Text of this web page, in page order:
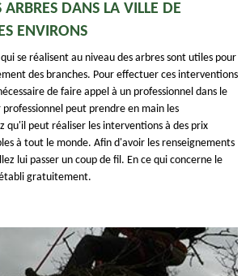
ARBRES DANS LA VILLE DE
ENVIRONS
se réalisent au niveau des arbres sont utiles pour
des branches. Pour effectuer ces interventions
de faire appel à un professionnel dans le
peut prendre en main les
qu'il peut réaliser les interventions à des prix
à tout le monde. Afin d'avoir les renseignements
lui passer un coup de fil. En ce qui concerne le
gratuitement.